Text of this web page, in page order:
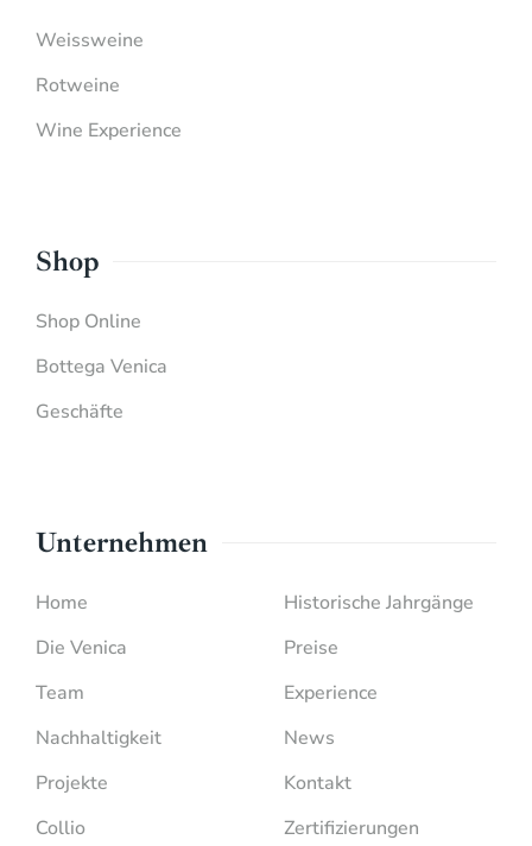
Weissweine
Rotweine
Wine Experience
Shop
Shop Online
Bottega Venica
Geschäfte
Unternehmen
Home
Die Venica
Team
Nachhaltigkeit
Projekte
Collio
Historische Jahrgänge
Preise
Experience
News
Kontakt
Zertifizierungen